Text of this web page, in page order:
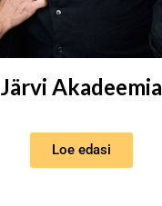
Järvi Akadeemia
Loe edasi